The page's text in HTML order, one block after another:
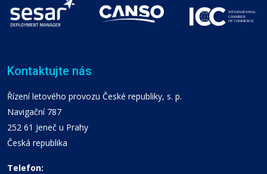
Kontaktujte nás
Řízení letového provozu České republiky, s. p.
Navigační 787
252 61 Jeneč u Prahy
Česká republika
Telefon: